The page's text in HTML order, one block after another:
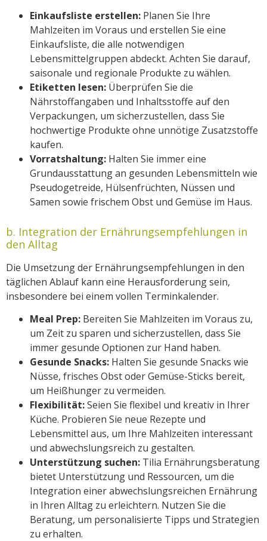
Einkaufsliste erstellen: Planen Sie Ihre
Mahlzeiten im Voraus und erstellen Sie eine
Einkaufsliste, die alle notwendigen
Lebensmittelgruppen abdeckt. Achten Sie darauf,
saisonale und regionale Produkte zu wählen.
Etiketten lesen: Überprüfen Sie die
Nährstoffangaben und Inhaltsstoffe auf den
Verpackungen, um sicherzustellen, dass Sie
hochwertige Produkte ohne unnötige Zusatzstoffe
kaufen.
Vorratshaltung: Halten Sie immer eine
Grundausstattung an gesunden Lebensmitteln wie
Pseudogetreide, Hülsenfrüchten, Nüssen und
Samen sowie frischem Obst und Gemüse im Haus.
b. Integration der Ernährungsempfehlungen in
den Alltag
Die Umsetzung der Ernährungsempfehlungen in den
täglichen Ablauf kann eine Herausforderung sein,
insbesondere bei einem vollen Terminkalender.
Meal Prep: Bereiten Sie Mahlzeiten im Voraus zu,
um Zeit zu sparen und sicherzustellen, dass Sie
immer gesunde Optionen zur Hand haben.
Gesunde Snacks: Halten Sie gesunde Snacks wie
Nüsse, frisches Obst oder Gemüse-Sticks bereit,
um Heißhunger zu vermeiden.
Flexibilität:Seien Sie flexibel und kreativ in Ihrer
Küche. Probieren Sie neue Rezepte und
Lebensmittel aus, um Ihre Mahlzeiten interessant
und abwechslungsreich zu gestalten.
Unterstützung suchen: Tilia Ernährungsberatung
bietet Unterstützung und Ressourcen, um die
Integration einer abwechslungsreichen Ernährung
in Ihren Alltag zu erleichtern. Nutzen Sie die
Beratung, um personalisierte Tipps und Strategien
zu erhalten.